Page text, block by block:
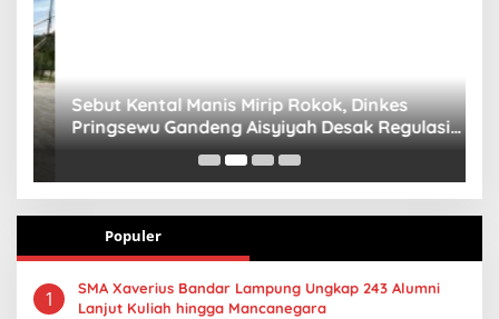
Sebut Kental Manis Mirip Rokok, Dinkes
Pringsewu Gandeng Aisyiyah Desak Regulasi
Gizi Anak
Populer
1
SMA Xaverius Bandar Lampung Ungkap 243 Alumni
Lanjut Kuliah hingga Mancanegara